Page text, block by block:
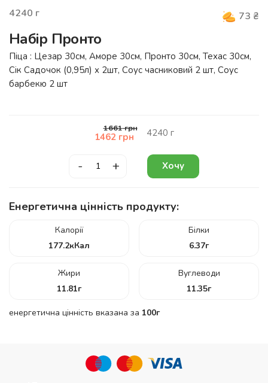
4240 г 73 ₴
Набір Пронто
Піца : Цезар 30см, Аморе 30см, Пронто 30см, Техас 30см,
Сік Садочок (0,95л) х 2шт, Соус часниковий 2 шт, Соус
барбекю 2 шт
1661грн
1462 грн 4240 г
- + Хочу
Енергетична цінність продукту:
Калорії
177.2кКал
Білки
6.37г
Жири
11.81г
Вуглеводи
11.35г
енергетична цінність вказана за 100г